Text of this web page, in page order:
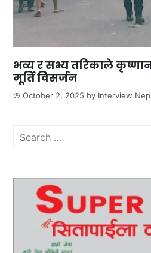
भव्य र सभ्य तरिकाले
मूर्ति विसर्जन
October 2, 2025 by Interview
Search